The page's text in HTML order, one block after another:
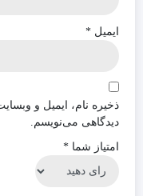
ایمیل *
ذخیره نام، ایمیل و
دیدگاهی می‌نویسم.
امتیاز شما *